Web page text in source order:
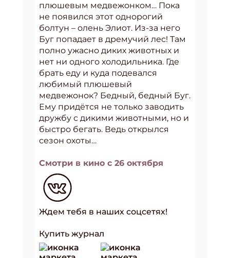
плюшевым медвежонком… Пока
не появился этот однорогий
болтун – олень Элиот. Из-за него
Буг попадает в дремучий лес! Там
полно ужасно диких животных и
нет ни одного холодильника. Где
брать еду и куда подевался
любимый плюшевый
медвежонок? Бедный, бедный Буг.
Ему придётся не только заводить
дружбу с дикими животными, но и
быстро бегать. Ведь открылся
сезон охоты…
Смотри в кино с 26 октября
Ждем тебя в наших соцсетях!
Купить журнал